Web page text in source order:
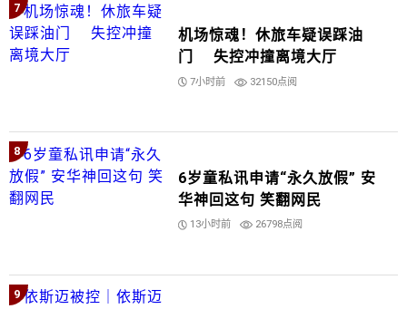
7
机场惊魂！休旅车疑误踩油
门 失控冲撞离境大厅
7小时前 32150点阅
8
6岁童私讯申请“永久放假” 安
华神回这句 笑翻网民
13小时前 26798点阅
9